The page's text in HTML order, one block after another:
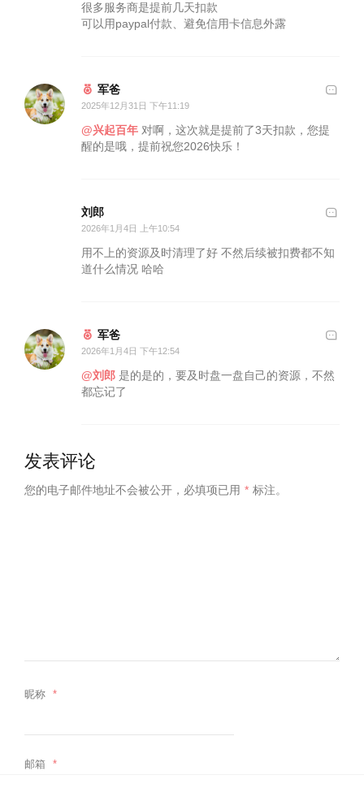
很多服务商是提前几天扣款
可以用paypal付款、避免信用卡信息外露
军爸
2025年12月31日 下午11:19
@兴起百年 对啊，这次就是提前了3天扣款，您提
醒的是哦，提前祝您2026快乐！
刘郎
2026年1月4日 上午10:54
用不上的资源及时清理了好 不然后续被扣费都不知
道什么情况 哈哈
军爸
2026年1月4日 下午12:54
@刘郎 是的是的，要及时盘一盘自己的资源，不然
都忘记了
发表评论
您的电子邮件地址不会被公开， 必填项已用 * 标注。
昵称 *
邮箱 *